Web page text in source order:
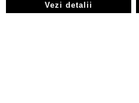
Vezi detalii